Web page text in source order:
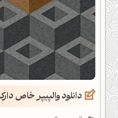
دانلود والپیپر خاص